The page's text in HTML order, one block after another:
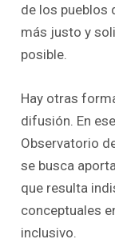
de los pueblos
más justo y
posible.
Hay otras
difusión. En
Observatorio
se busca
que resulta
conceptuales
inclusivo.